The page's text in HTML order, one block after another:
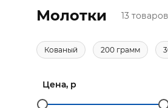
Молотки 13 товаров
Кованый 200 грамм
Цена, р